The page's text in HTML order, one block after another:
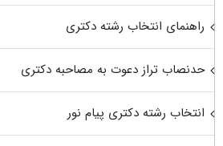
راهنمای انتخاب رشته دکتری
حدنصاب تراز دعوت به مصاحبه دکتری
انتخاب رشته دکتری پیام نور